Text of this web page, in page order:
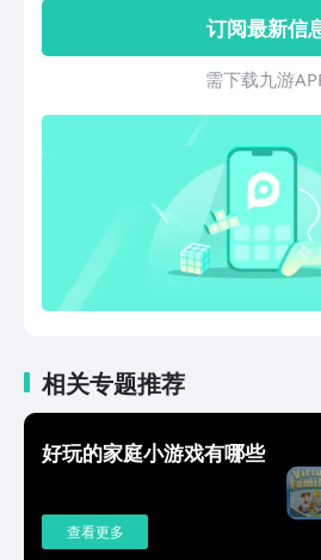
式，邀请身边朋友
棋海中大战四方。
会、打发闲时的必
酷炫的动画和真实
的回忆。如若您在
问题，都可以通过
肯定会第一时间解
在里面开展娱乐比
—海军主题房，应
边的下午茶，坐在
番风味，满足你
拽，还能跨越地域
他小伙伴 —游戏场
给小朋友换表情，
上角有录屏功能，
时，录制你的声音
存到你的相册中，
订阅最新信
需 下 载 九 游 A P
相关专题推荐
好玩的家庭小游戏有哪些
查看更多